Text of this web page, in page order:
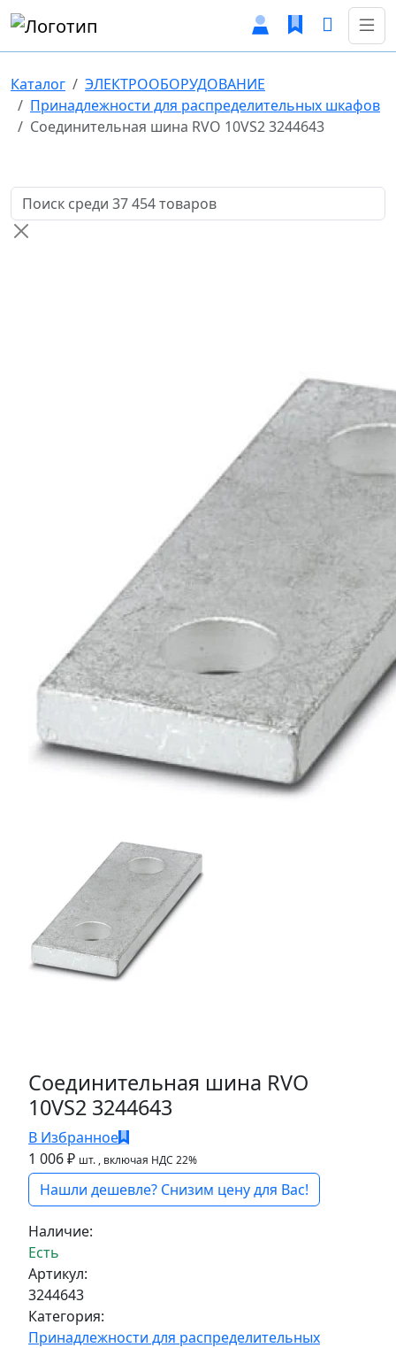
Каталог
ЭЛЕКТРООБОРУДОВАНИЕ
Принадлежности для распределительных шкафов
Соединительная шина RVO 10VS2 3244643
Поиск товаров по названию или артикулу
Соединительная шина RVO
10VS2 3244643
В Избранное
1 006 ₽ шт. , включая НДС 22%
Нашли дешевле? Снизим цену для Вас!
Наличие:
Есть
Артикул:
3244643
Категория:
Принадлежности для распределительных